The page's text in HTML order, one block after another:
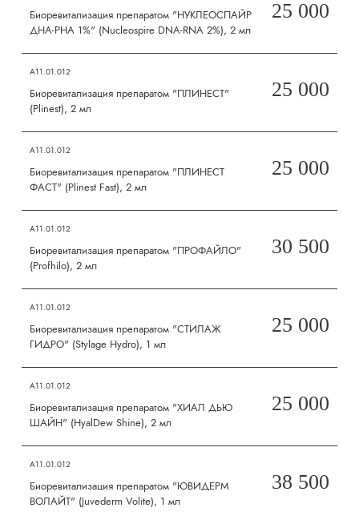
Биоревитализация препаратом "НУКЛЕОСПАЙР
ДНА-РНА 1%" (Nucleospire DNA-RNA 2%), 2 мл
25 000
А11.01.012
Биоревитализация препаратом "ПЛИНЕСТ"
(Plinest), 2 мл
25 000
А11.01.012
Биоревитализация препаратом "ПЛИНЕСТ
ФАСТ" (Plinest Fast), 2 мл
25 000
А11.01.012
Биоревитализация препаратом "ПРОФАЙЛО"
(Profhilo), 2 мл
30 500
А11.01.012
Биоревитализация препаратом "СТИЛАЖ
ГИДРО" (Stylage Hydro), 1 мл
25 000
А11.01.012
Биоревитализация препаратом "ХИАЛ ДЬЮ
ШАЙН" (HyalDew Shine), 2 мл
25 000
А11.01.012
Биоревитализация препаратом "ЮВИДЕРМ
ВОЛАЙТ" (Juvederm Volite), 1 мл
38 500